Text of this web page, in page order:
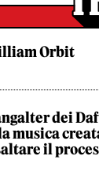
Orbit
dei
musica
il